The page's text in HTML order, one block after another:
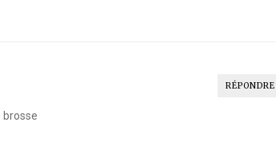
RÉPONDRE
brosse